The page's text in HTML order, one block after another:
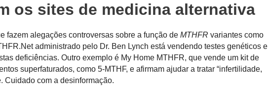
os sites de medicina alternativa
fazem alegações controversas sobre a função de MTHFR variantes como
administrado pelo Dr. Ben Lynch está vendendo testes genéticos e
deficiências. Outro exemplo é My Home MTHFR, que vende um kit de
superfaturados, como 5-MTHF, e afirmam ajudar a tratar “infertilidade,
Cuidado com a desinformação.